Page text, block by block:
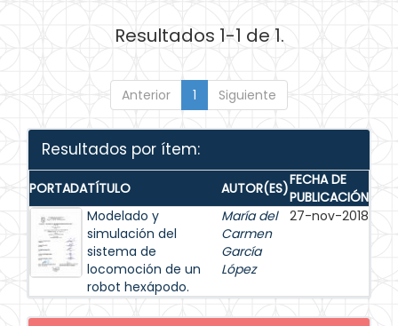
Resultados 1-1 de 1.
Anterior 1 Siguiente
Resultados por ítem:
PORTADATÍTULO AUTOR(ES)FECHA DE
PUBLICACIÓN
Modelado y
simulación del
sistema de
locomoción de un
robot hexápodo.
María del
Carmen
García
López
27-nov-2018